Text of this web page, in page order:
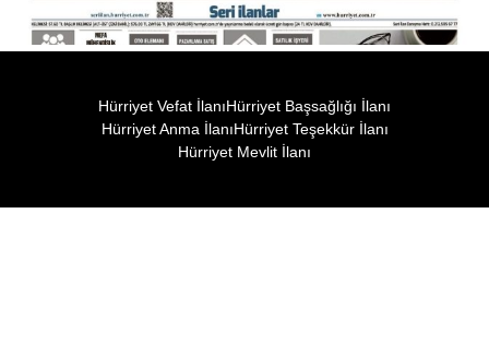
Hürriyet Vefat İlanıHürriyet Başsağlığı İlanı
Hürriyet Anma İlanıHürriyet Teşekkür İlanı
Hürriyet Mevlit İlanı